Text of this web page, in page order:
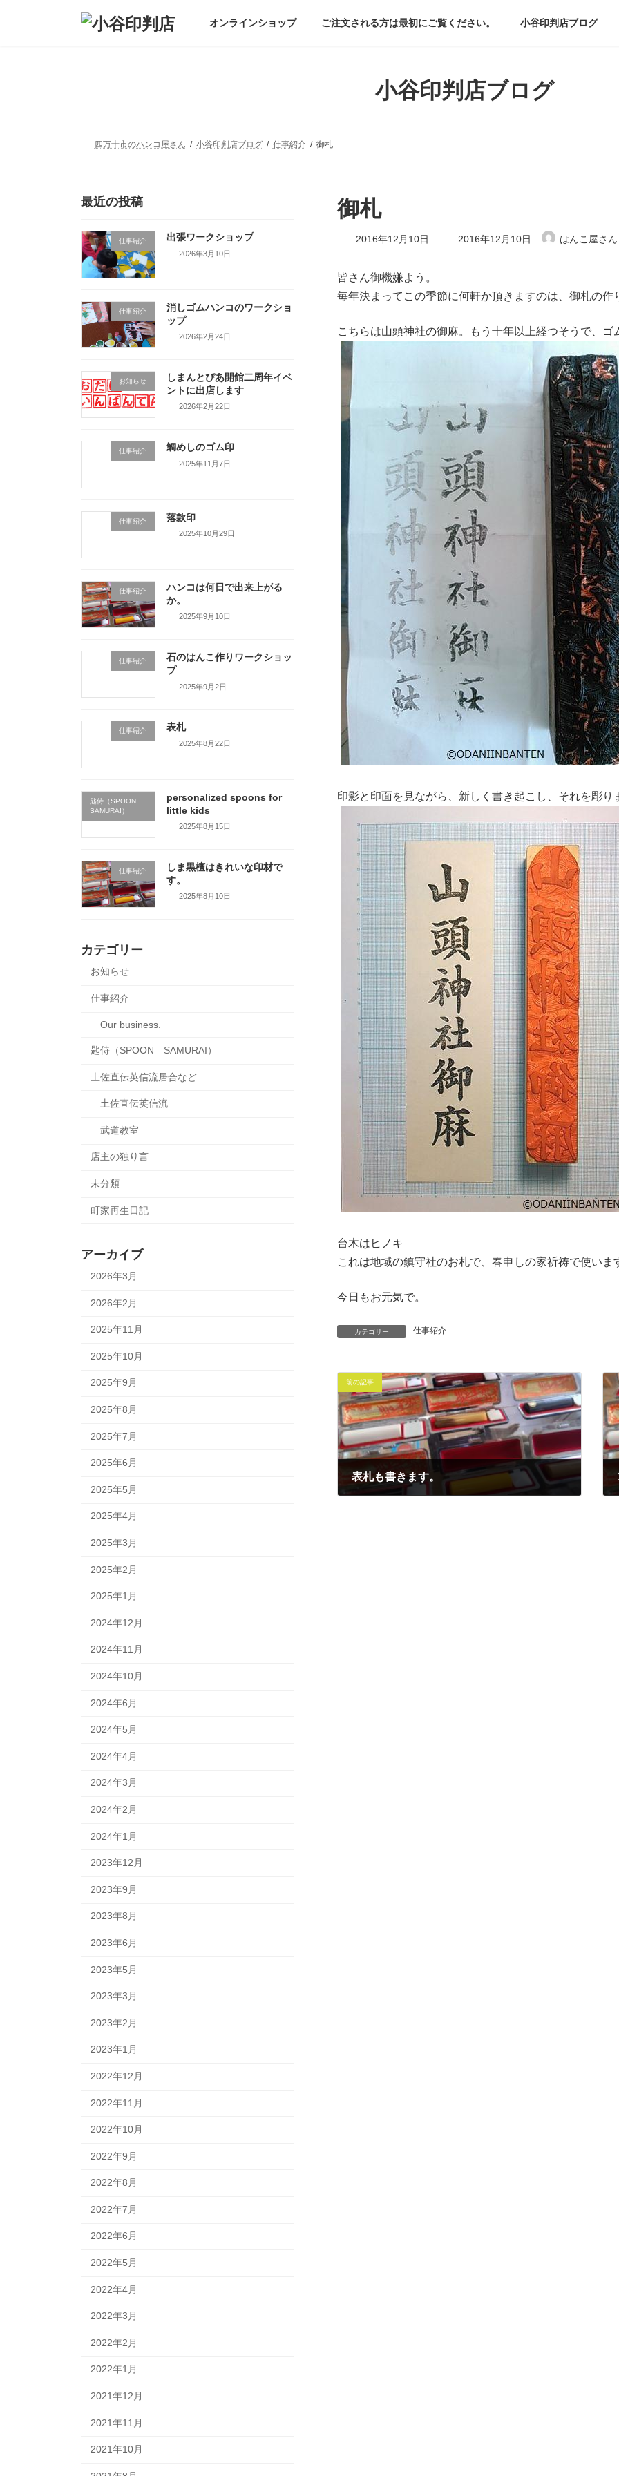
オンラインショップ ご注文される方は最初にご覧ください。 小谷印判店ブログ
小谷印判店ブログ
四万十市のハンコ屋さん 小谷印判店ブログ 仕事紹介 御札
御札
2016年12月10日
最
終
時
2016年12月10日 はんこ屋さん
皆さん御機嫌よう。
毎年決まってこの季節に何軒か頂きますのは、御札の作
こちらは山頭神社の御麻。もう十年以上経つそうで、
印影と印面を見ながら、新しく書き起こし、それを彫り
台木はヒノキ
これは地域の鎮守社のお札で、春申しの家祈祷で使いま
今日もお元気で。
カテゴリー 仕事紹介
前の記事
表札も書きます。
最近の投稿
仕事紹介 出張ワークショップ
2026年3月10日
仕事紹介
消しゴムハンコのワークショ
ップ
2026年2月24日
お知らせ
しまんとぴあ開館二周年イベ
ントに出店します
2026年2月22日
仕事紹介 鯛めしのゴム印
2025年11月7日
仕事紹介 落款印
2025年10月29日
仕事紹介
ハンコは何日で出来上がる
か。
2025年9月10日
仕事紹介
石のはんこ作りワークショッ
プ
2025年9月2日
仕事紹介 表札
2025年8月22日
匙侍（SPOON
SAMURAI）
personalized spoons for
little kids
2025年8月15日
仕事紹介
しま黒檀はきれいな印材で
す。
2025年8月10日
カテゴリー
お知らせ
仕事紹介
Our business.
匙侍（SPOON SAMURAI）
土佐直伝英信流居合など
土佐直伝英信流
武道教室
店主の独り言
未分類
町家再生日記
アーカイブ
2026年3月
2026年2月
2025年11月
2025年10月
2025年9月
2025年8月
2025年7月
2025年6月
2025年5月
2025年4月
2025年3月
2025年2月
2025年1月
2024年12月
2024年11月
2024年10月
2024年6月
2024年5月
2024年4月
2024年3月
2024年2月
2024年1月
2023年12月
2023年9月
2023年8月
2023年6月
2023年5月
2023年3月
2023年2月
2023年1月
2022年12月
2022年11月
2022年10月
2022年9月
2022年8月
2022年7月
2022年6月
2022年5月
2022年4月
2022年3月
2022年2月
2022年1月
2021年12月
2021年11月
2021年10月